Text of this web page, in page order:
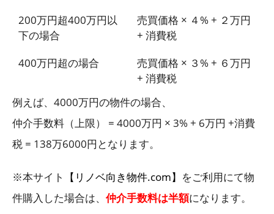
200万円超400万円以
下の場合
売買価格 × ４% + ２万円
+ 消費税
400万円超の場合
売買価格 × ３% + ６万円
+ 消費税
例えば、4000万円の物件の場合、
仲介手数料（上限） = 4000万円 × 3% + 6万円 +消費
税 = 138万6000円となります。
※本サイト 【リノベ向き物件.com】 をご利用にて物
件購入した場合は、 仲介手数料は半額になります。